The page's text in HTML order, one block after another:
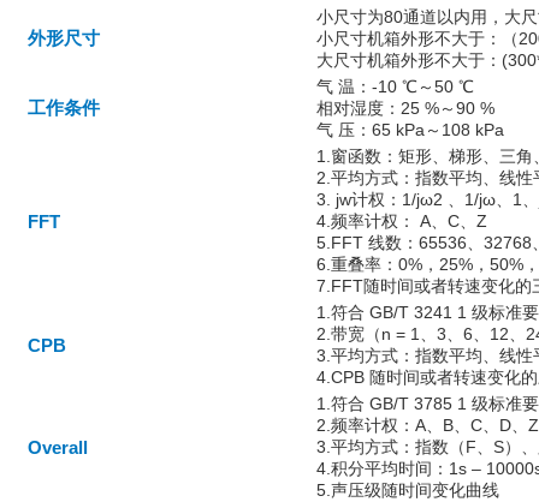
外形尺寸
小尺寸为80通道以内用，大
小尺寸机箱外形不大于：（
大尺寸机箱外形不大于：
工作条件
气 温：-10 ℃～50 ℃
相对湿度：25 %～90 %
气 压：65 kPa～108 kPa
FFT
1.窗函数：矩形、梯形、三
2.平均方式：指数平均、线性
3. jw计权：1/jω2 、1/jω、1
4.频率计权： A、C、Z
5.FFT 线数：65536、
6.重叠率：0%，25%，50%
7.FFT随时间或者转速变化的
CPB
1.符合 GB/T 3241 1 级标准
2.带宽（n = 1、3、6、12、
3.平均方式：指数平均、线性
4.CPB 随时间或者转速变化
Overall
1.符合 GB/T 3785 1 级标准
2.频率计权：A、B、C、D、Z
3.平均方式：指数（F、S）
4.积分平均时间：1s –
5.声压级随时间变化曲线